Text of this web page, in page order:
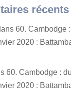
récents
60. Cambodge
2020 :
60. Cambodge :
2020 :